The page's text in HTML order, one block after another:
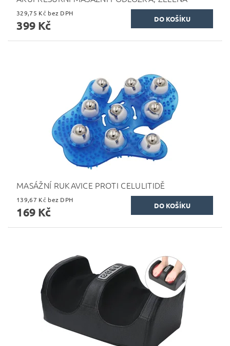
329,75 Kč bez DPH
399 Kč
MASÁŽNÍ RUKAVICE PROTI CELULITIDĚ
139,67 Kč bez DPH
169 Kč